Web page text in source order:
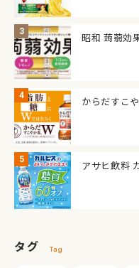
昭和 蒟蒻効
からだすこ
アサヒ飲料
タグ Tag